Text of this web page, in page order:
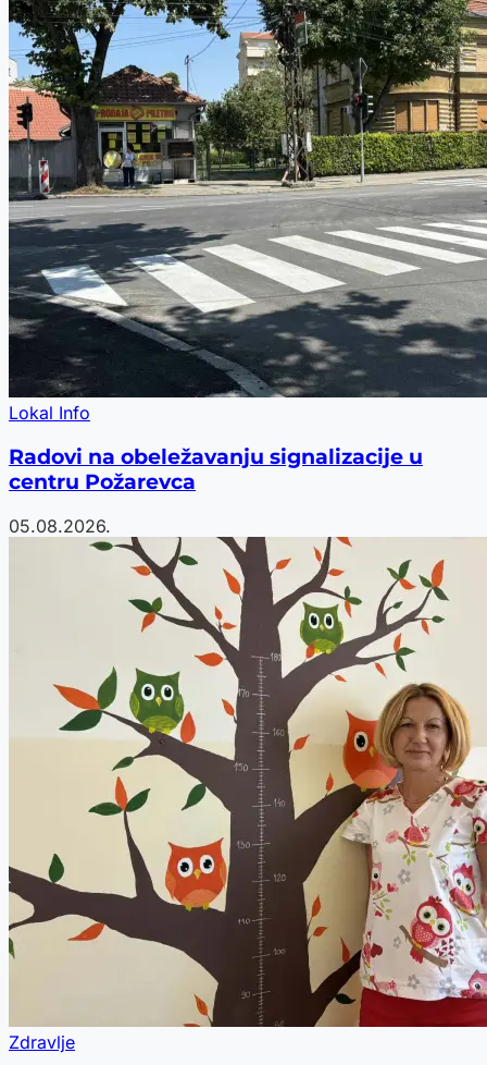
Lokal Info
Radovi na obeležavanju signalizacije u
centru Požarevca
05.08.2026.
Zdravlje